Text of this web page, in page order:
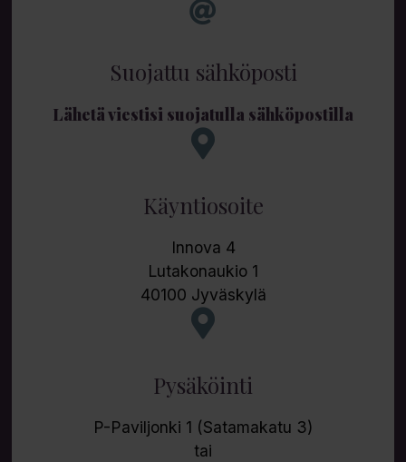
Suojattu sähköposti
Lähetä viestisi suojatulla sähköpostilla
Käyntiosoite
Innova 4
Lutakonaukio 1
40100 Jyväskylä
Pysäköinti
P-Paviljonki 1 (Satamakatu 3)
tai